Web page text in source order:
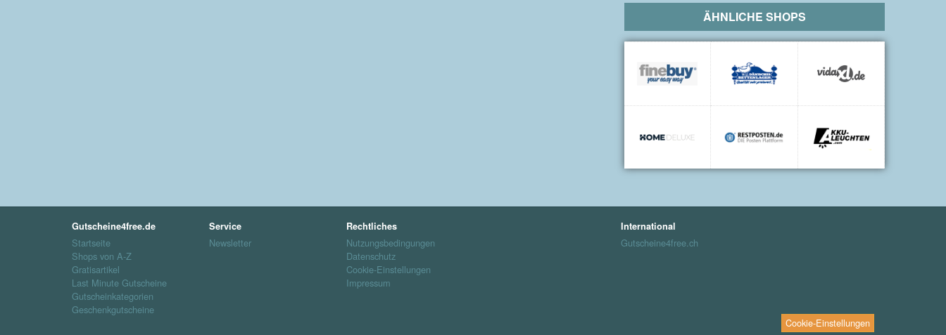
ÄHNLICHE SHOPS
Gutscheine4free.de
Startseite
Shops von A-Z
Gratisartikel
Last Minute Gutscheine
Gutscheinkategorien
Geschenkgutscheine
Service
Newsletter
Rechtliches
Nutzungsbedingungen
Datenschutz
Cookie-Einstellungen
Impressum
International
Gutscheine4free.ch
Cookie-Einstellungen